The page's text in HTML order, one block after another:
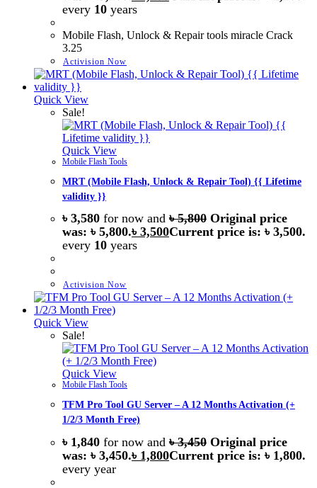
every 10 years
Mobile Flash, Unlock & Repair tools miracle Crack
3.25
Activision Now
Quick View
Sale!
Quick View
Mobile Flash Tools
MRT (Mobile Flash, Unlock & Repair Tool) {{ Lifetime
validity }}
৳ 3,580 for now and৳5,800 Original price
was: ৳ 5,800.৳ 3,500Current price is: ৳ 3,500.
every 10 years
Activision Now
Quick View
Sale!
Quick View
Mobile Flash Tools
TFM Pro Tool GU Server – A 12 Months Activation (+
1/2/3 Month Free)
৳ 1,840 for now and৳3,450 Original price
was: ৳ 3,450.৳ 1,800Current price is: ৳ 1,800.
every year